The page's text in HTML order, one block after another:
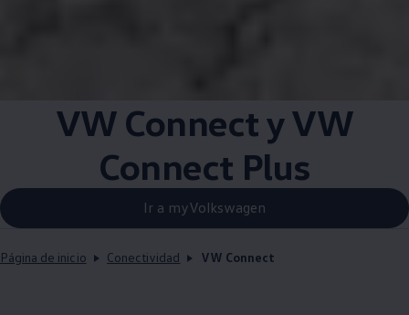
VW Connect y VW
Connect Plus
Ir a myVolkswagen
Página de inicio Conectividad VW Connect